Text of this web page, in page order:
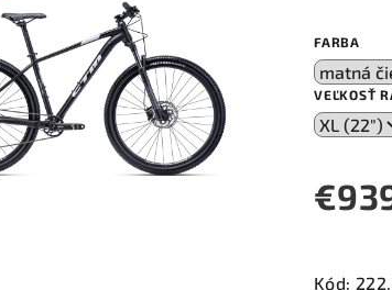
FARBA
VEĽKOSŤ
cena:
Kód: